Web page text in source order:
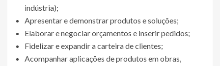
indústria);
Apresentar e demonstrar produtos e soluções;
Elaborar e negociar orçamentos e inserir pedidos;
Fidelizar e expandir a carteira de clientes;
Acompanhar aplicações de produtos em obras,